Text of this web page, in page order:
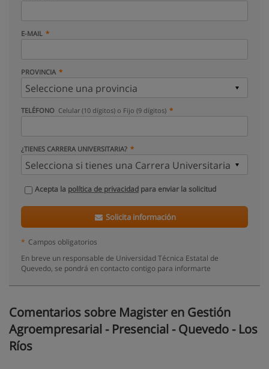
E-MAIL
PROVINCIA
TELÉFONO Celular (10 dígitos) o Fijo (9 dígitos)
¿TIENES CARRERA UNIVERSITARIA?
Acepta la política de privacidad para enviar la solicitud
Solicita información
* Campos obligatorios
En breve un responsable de Universidad Técnica Estatal de
Quevedo, se pondrá en contacto contigo para informarte
Comentarios sobre Magister en Gestión
Agroempresarial - Presencial - Quevedo - Los
Ríos